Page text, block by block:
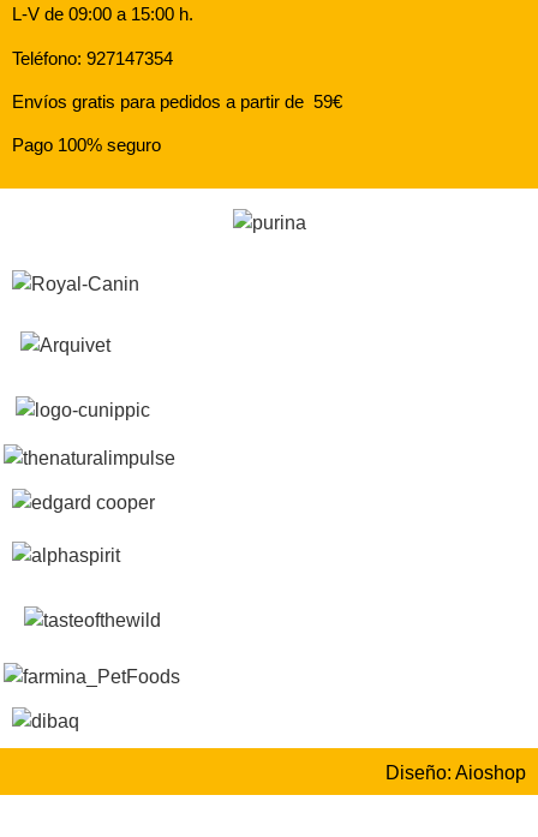
L-V de 09:00 a 15:00 h.
Teléfono: 927147354
Envíos gratis para pedidos a partir de 59€
Pago 100% seguro
Diseño: Aioshop